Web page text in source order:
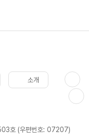
소개
호 (우편번호: 07207)